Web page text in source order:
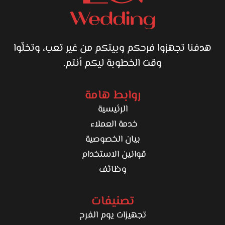
داخل على خطوة الجواز وعايز يومه يتوثق بشكل بسيط وطبيعي،
هيلاقي إن Ahmed Hammad اختيار مناسب لأنه بيعرف يحوّل
هدفنا تجهزوا فرحكم وبيتكم من غير تعب، وتخلّوا
وقت الخطوبة ليكم أنتم.
روابط هامة
الرئيسية
خدمة العملاء
بيان الخصوصية
قوانين الاستخدام
وظائف
تصنيفات
تجهيزات يوم الفرح